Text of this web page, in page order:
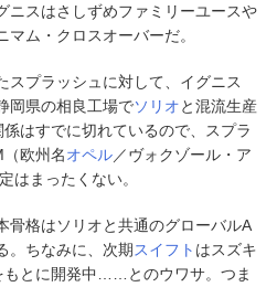
ニスはさしずめファミリーユースや
ム・クロスオーバーだ。
スプラッシュに対して、イグニス
岡県の相良工場でソリオと混流生産
はすでに切れているので、スプラ
欧州名オペル／ヴォクゾール・ア
はまったくない。
骨格はソリオと共通のグローバルA
。ちなみに、次期スイフト はスズキ
もとに開発中……とのウワサ。つま